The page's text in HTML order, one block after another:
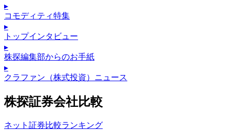
▸
コモディティ特集
▸
トップインタビュー
▸
株探編集部からのお手紙
▸
クラファン（株式投資）ニュース
株探証券会社比較
ネット証券比較ランキング